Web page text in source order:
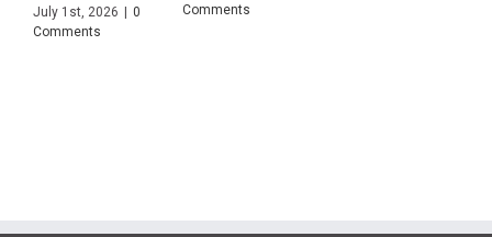
July 1st, 2026 | 0
Comments
Comments